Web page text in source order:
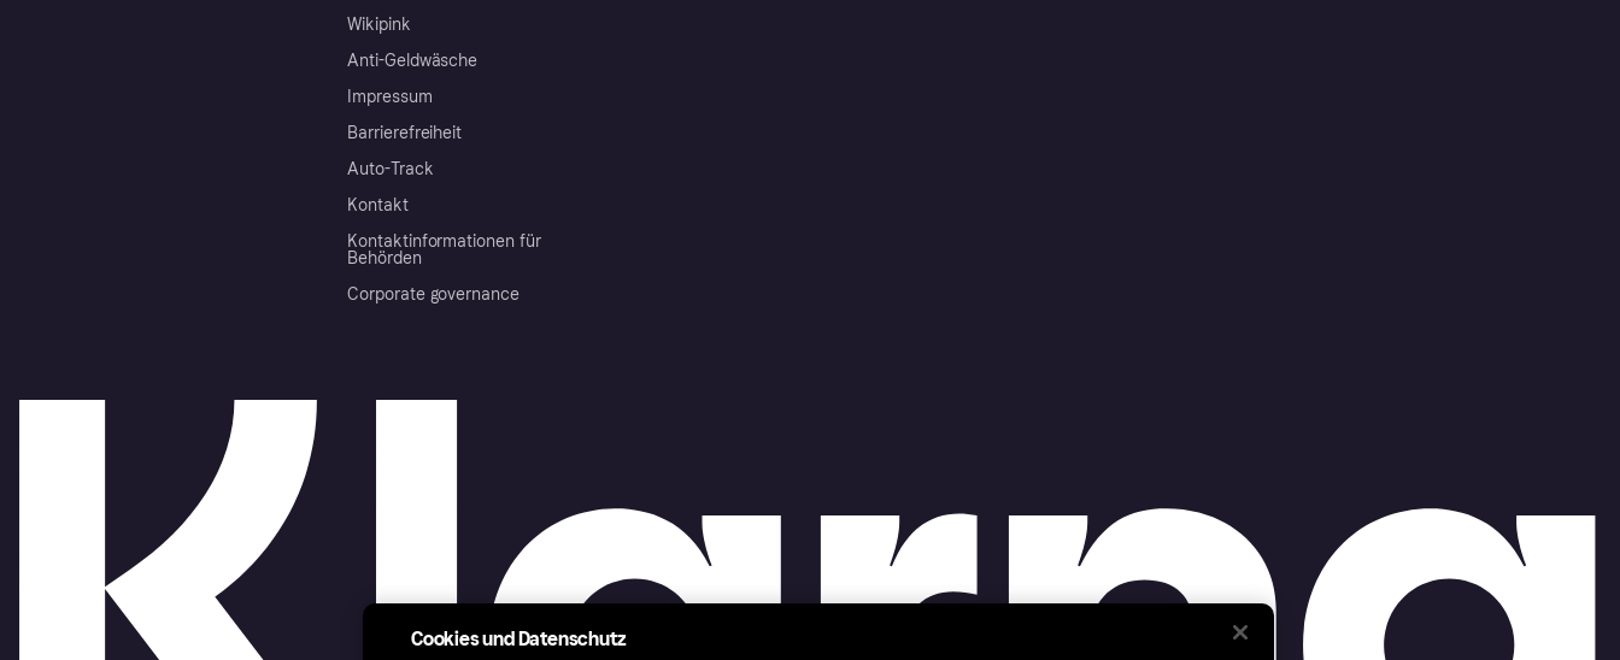
Wikipink
Anti-Geldwäsche
Impressum
Barrierefreiheit
Auto-Track
Kontakt
Kontaktinformationen für
Behörden
Corporate governance
Cookies und Datenschutz